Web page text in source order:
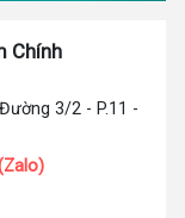
Chính
3/2 - P.11 -